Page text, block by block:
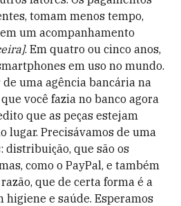
tomam menos tempo,
um acompanhamento
. Em quatro ou cinco anos,
em uso no mundo.
uma agência bancária na
você fazia no banco agora
que as peças estejam
lugar. Precisávamos de uma
distribuição, que são os
como o PayPal, e também
que de certa forma é a
higiene e saúde. Esperamos